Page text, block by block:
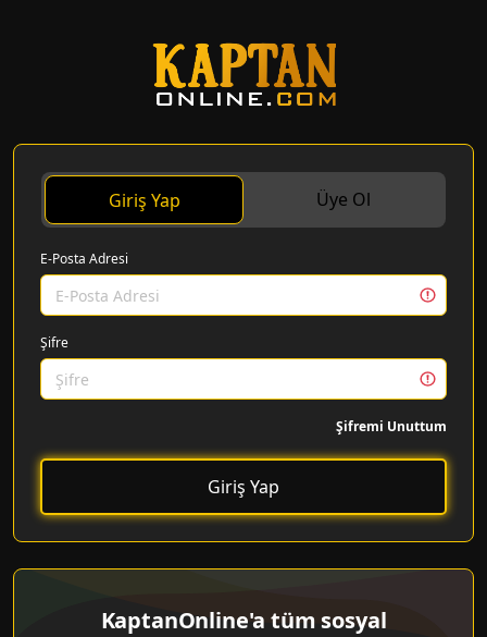
Giriş Yap Üye Ol
E-Posta Adresi
Şifre
Şifremi Unuttum
Giriş Yap
KaptanOnline'a tüm sosyal